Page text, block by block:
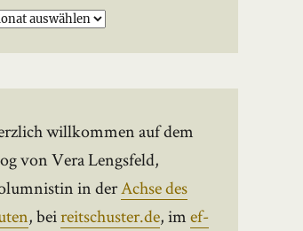
willkommen auf dem
von Vera Lengsfeld,
in derAchse des
, beireitschuster.de, imef-